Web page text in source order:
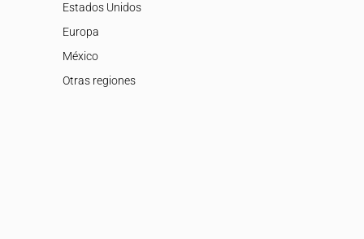
Estados Unidos
Europa
México
Otras regiones